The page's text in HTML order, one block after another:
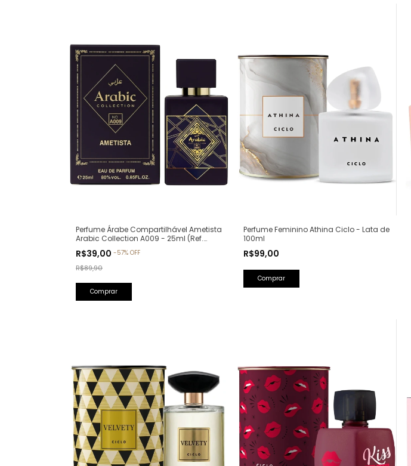
Perfume Árabe Compartilhável Ametista
Arabic Collection A009 - 25ml (Ref.
Lattafa)
R$39,00 -57% OFF
R$89,90
Perfume Feminino Athina Ciclo - Lata de
100ml
R$99,00